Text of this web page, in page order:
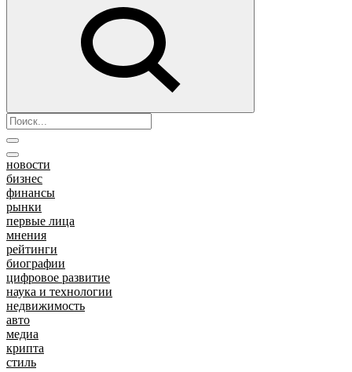
новости
бизнес
финансы
рынки
первые лица
мнения
рейтинги
биографии
цифровое развитие
наука и технологии
недвижимость
авто
медиа
крипта
стиль